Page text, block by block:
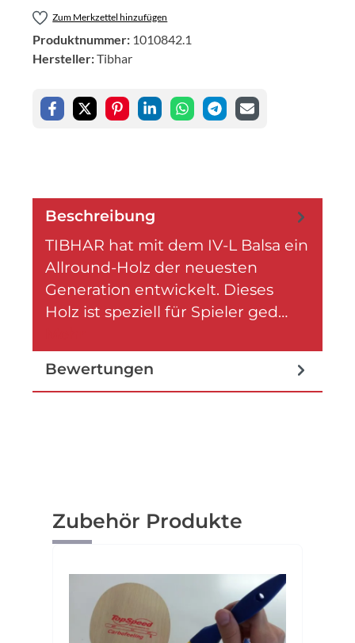
Zum Merkzettel hinzufügen
Produktnummer: 1010842.1
Hersteller:Tibhar
Beschreibung
TIBHAR hat mit dem IV-L Balsa ein
Allround-Holz der neuesten
Generation entwickelt. Dieses
Holz ist speziell für Spieler ged…
Bewertungen
Produktgalerie überspringen
Zubehör Produkte